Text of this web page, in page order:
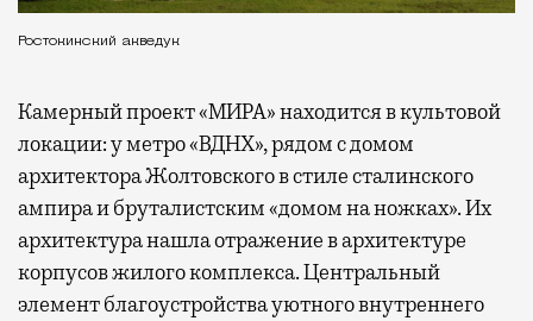
Ростокинский акведук
Камерный проект «МИРА» находится в культовой
локации: у метро «ВДНХ», рядом с домом
архитектора Жолтовского в стиле сталинского
ампира и бруталистским «домом на ножках». Их
архитектура нашла отражение в архитектуре
корпусов жилого комплекса. Центральный
элемент благоустройства уютного внутреннего